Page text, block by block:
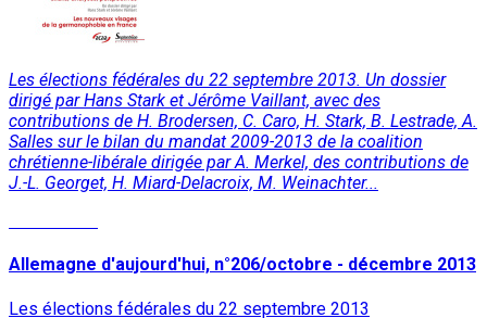
Les élections fédérales du 22 septembre 2013. Un dossier
dirigé par Hans Stark et Jérôme Vaillant, avec des
contributions de H. Brodersen, C. Caro, H. Stark, B. Lestrade, A.
Salles sur le bilan du mandat 2009-2013 de la coalition
chrétienne-libérale dirigée par A. Merkel, des contributions de
J.-L. Georget, H. Miard-Delacroix, M. Weinachter...
Allemagne d'aujourd'hui, n°206/octobre - décembre 2013
Les élections fédérales du 22 septembre 2013